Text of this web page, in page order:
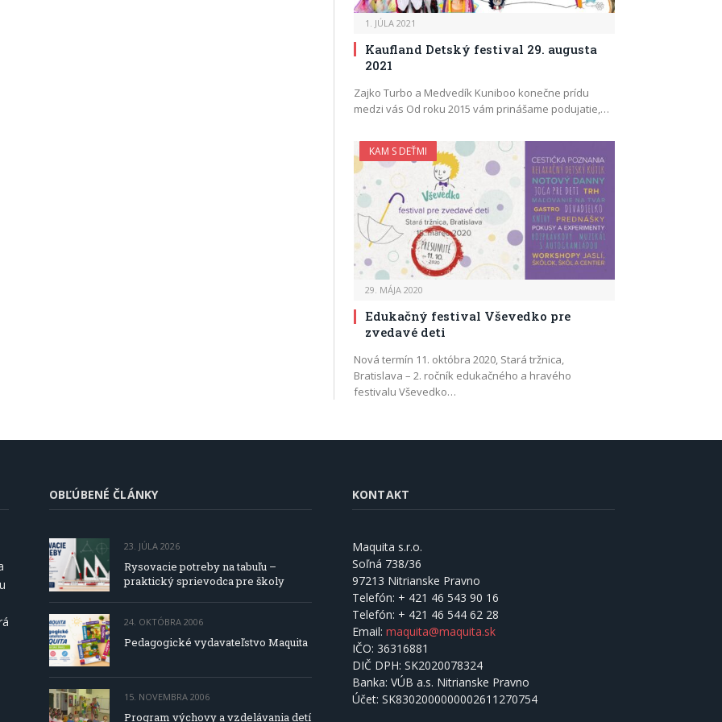
1. JÚLA 2021
Kaufland Detský festival 29. augusta
2021
Zajko Turbo a Medvedík Kuniboo konečne prídu
medzi vás Od roku 2015 vám prinášame podujatie,…
KAM S DEŤMI
29. MÁJA 2020
Edukačný festival Vševedko pre
zvedavé deti
Nová termín 11. októbra 2020, Stará tržnica,
Bratislava – 2. ročník edukačného a hravého
festivalu Vševedko…
OBĽÚBENÉ ČLÁNKY
23. JÚLA 2026
Rysovacie potreby na tabuľu –
praktický sprievodca pre školy
24. OKTÓBRA 2006
Pedagogické vydavateľstvo Maquita
15. NOVEMBRA 2006
Program výchovy a vzdelávania detí
KONTAKT
Maquita s.r.o.
Soľná 738/36
97213 Nitrianske Pravno
Telefón: + 421 46 543 90 16
Telefón: + 421 46 544 62 28
Email: maquita@maquita.sk
IČO: 36316881
DIČ DPH: SK2020078324
Banka: VÚB a.s. Nitrianske Pravno
Účet: SK8302000000002611270754